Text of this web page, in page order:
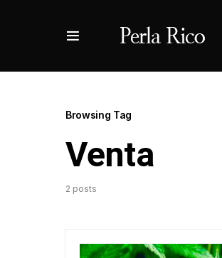
Browsing Tag
Venta
2 posts